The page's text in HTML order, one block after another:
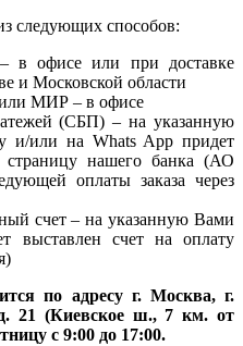
следующих способов:
в офисе или при доставке
и Московской области
МИР – в офисе
(СБП) – на указанную
и/или на Whats App придет
страницу нашего банка (АО
оплаты заказа через
счет – на указанную Вами
выставлен счет на оплату
по адресу г. Москва, г.
21 (Киевское ш., 7 км. от
с 9:00 до 17:00.